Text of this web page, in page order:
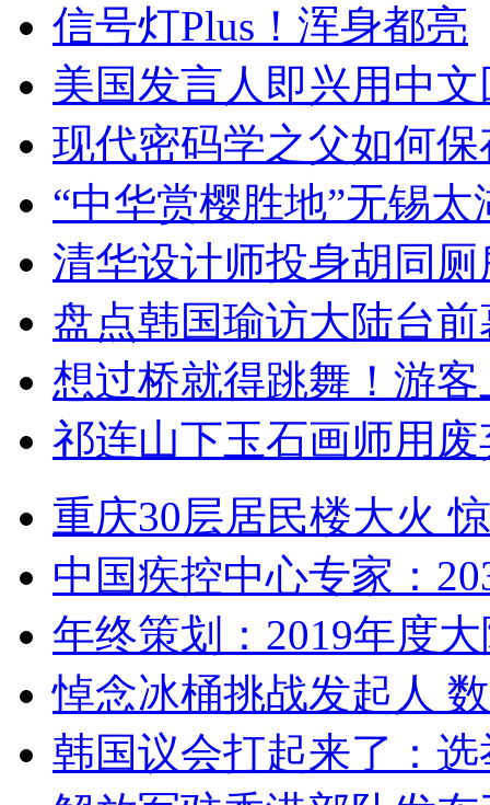
信号灯Plus！浑身都亮
美国发言人即兴用中
现代密码学之父如何
“中华赏樱胜地”无锡
清华设计师投身胡同
盘点韩国瑜访大陆台
想过桥就得跳舞！游客
祁连山下玉石画师用
重庆30层居民楼大火
中国疾控中心专家：
年终策划：2019年度
悼念冰桶挑战发起人
韩国议会打起来了：